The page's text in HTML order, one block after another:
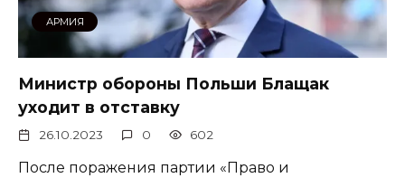
АРМИЯ
Министр обороны Польши Блащак
уходит в отставку
26.10.2023 0 602
После поражения партии «Право и